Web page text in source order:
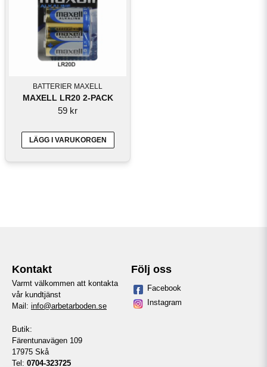
BATTERIER MAXELL
MAXELL LR20 2-PACK
59 kr
LÄGG I VARUKORGEN
Kontakt
Varmt välkommen att kontakta
vår kundtjänst
Mail: info@arbetarboden.se
Butik:
Färentunavägen 109
17975 Skå
Tel: 0704-323725
Följ oss
Facebook
Instagram